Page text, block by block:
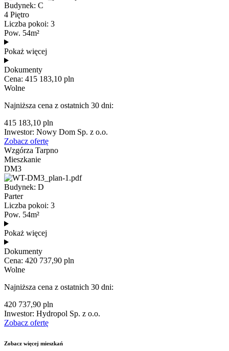
Budynek: C
4 Piętro
Liczba pokoi: 3
Pow. 54m²
Pokaż więcej
Dokumenty
Cena: 415 183,10 pln
Wolne
Najniższa cena z ostatnich 30 dni:
415 183,10 pln
Inwestor: Nowy Dom Sp. z o.o.
Zobacz ofertę
Wzgórza Tarpno
Mieszkanie
DM3
Budynek: D
Parter
Liczba pokoi: 3
Pow. 54m²
Pokaż więcej
Dokumenty
Cena: 420 737,90 pln
Wolne
Najniższa cena z ostatnich 30 dni:
420 737,90 pln
Inwestor: Hydropol Sp. z o.o.
Zobacz ofertę
Zobacz więcej mieszkań